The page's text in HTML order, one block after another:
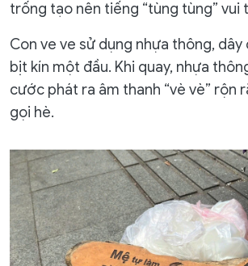
trống tạo nên tiếng “tùng tùng” vui
Con ve ve sử dụng nhựa thông,
bịt kín một đầu. Khi quay, nhựa
cước phát ra âm thanh “vè vè” rộn
gọi hè.